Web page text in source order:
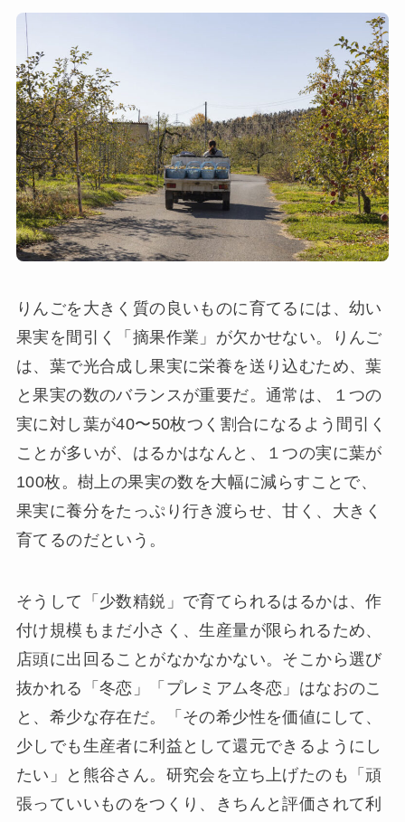
りんごを大きく質の良いものに育てるには、幼い
果実を間引く「摘果作業」が欠かせない。りんご
は、葉で光合成し果実に栄養を送り込むため、葉
と果実の数のバランスが重要だ。通常は、１つの
実に対し葉が40〜50枚つく割合になるよう間引く
ことが多いが、はるかはなんと、１つの実に葉が
100枚。樹上の果実の数を大幅に減らすことで、
果実に養分をたっぷり行き渡らせ、甘く、大きく
育てるのだという。
そうして「少数精鋭」で育てられるはるかは、作
付け規模もまだ小さく、生産量が限られるため、
店頭に出回ることがなかなかない。そこから選び
抜かれる「冬恋」「プレミアム冬恋」はなおのこ
と、希少な存在だ。「その希少性を価値にして、
少しでも生産者に利益として還元できるようにし
たい」と熊谷さん。研究会を立ち上げたのも「頑
張っていいものをつくり、きちんと評価されて利